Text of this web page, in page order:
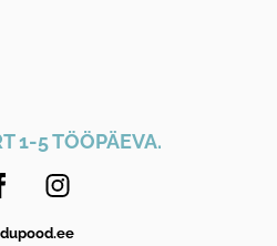
1-5 TÖÖPÄEVA.